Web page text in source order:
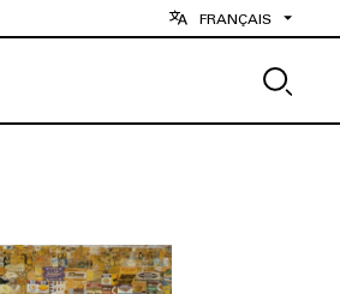
FRANÇAIS